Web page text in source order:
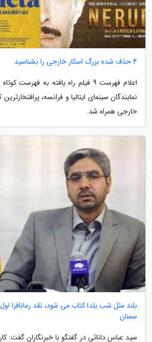
4 حذف شده بزرگ اسکار خارجی را بشناسید
اعلام فهرست 9 فیلم راه یافته به
نمایندگان سینمای ایتالیا و فرانسه،
خارجی همراه شد.
بلند مثل شب یلدا کتاب می شود، نقد رمانافرا
سمنان
سید عباس دانائی در گفتگو با خبرنگاران گفت: